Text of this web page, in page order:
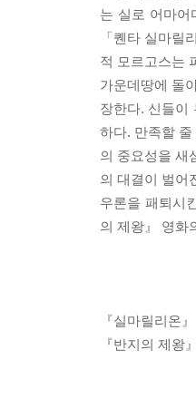
는 실로 어마어
「퀜타 실마
적 모르고스는
가운데땅에 돌
장한다. 신들이
하다. 만족할
의 중요성을 새
의 대결이 벌어
우론을 패퇴시
의 제왕』 영화
『실마릴리온
『반지의 제왕